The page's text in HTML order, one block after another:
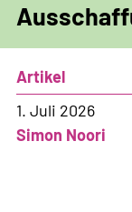
Artikel
1. Juli 2026
Simon Noori